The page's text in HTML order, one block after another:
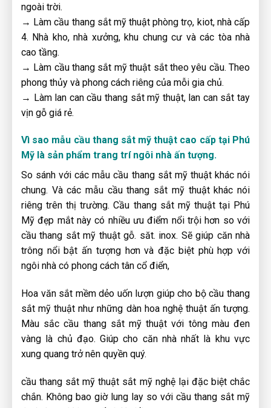
ngoài trời.
→ Làm cầu thang sắt mỹ thuật phòng trọ, kiot, nhà cấp
4. Nhà kho, nhà xưởng, khu chung cư và các tòa nhà
cao tầng.
→ Làm cầu thang sắt mỹ thuật sắt theo yêu cầu. Theo
phong thủy và phong cách riêng của mỗi gia chủ.
→ Làm lan can cầu thang sắt mỹ thuật, lan can sắt tay
vịn gỗ giá rẻ.
Vì sao mẫu cầu thang sắt mỹ thuật cao cấp tại Phú
Mỹ là sản phẩm trang trí ngôi nhà ấn tượng.
So sánh với các mẫu cầu thang sắt mỹ thuật khác nói
chung. Và các mẫu cầu thang sắt mỹ thuật khác nói
riêng trên thị trường. Cầu thang sắt mỹ thuật tại Phú
Mỹ đẹp mắt này có nhiều ưu điểm nổi trội hơn so với
cầu thang sắt mỹ thuật gỗ. săt. inox. Sẽ giúp căn nhà
trông nổi bật ấn tượng hơn và đặc biệt phù hợp với
ngôi nhà có phong cách tân cổ điển,
Hoa văn sắt mềm dẻo uốn lượn giúp cho bộ cầu thang
sắt mỹ thuật như những dàn hoa nghệ thuật ấn tượng.
Màu sắc cầu thang sắt mỹ thuật với tông màu đen
vàng là chủ đạo. Giúp cho căn nhà nhất là khu vực
xung quang trở nên quyền quý.
cầu thang sắt mỹ thuật sắt mỹ nghệ lại đặc biệt chắc
chắn. Không bao giờ lung lay so với cầu thang sắt mỹ